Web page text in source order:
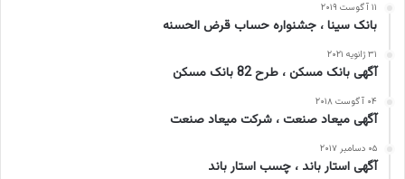
۱۱ آگوست ۲۰۱۹
بانک سینا ، جشنواره حساب قرض الحسنه
۳۱ ژانویه ۲۰۲۱
آگهی بانک مسکن ، طرح 82 بانک مسکن
۰۴ آگوست ۲۰۱۸
آگهی میعاد صنعت ، شرکت میعاد صنعت
۰۵ دسامبر ۲۰۱۷
آگهی استار باند ، چسب استار باند